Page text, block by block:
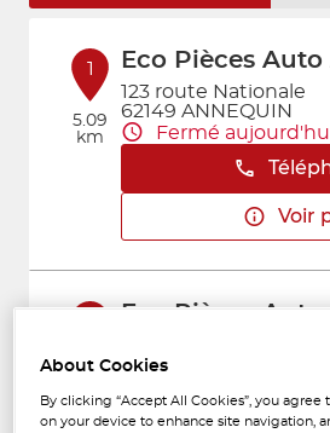
NOUS REJOINDRE
CONTACTEZ-NOUS
ESPACE ADHÉRENT
1
5.09
km
Eco Pièces
123 route Nationale
62149 ANNEQUIN
Fermé
Voir
6.97
Eco Pièces
62940 HAILLICOURT
About Cookies
By clicking “Accept All Cookies”, you
on your device to enhance site navigation,